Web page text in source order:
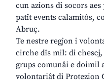
cun azions di socors
patît events calamitôs,
Abruç.
Te nestre regjon i
cirche dîs mil: di
grups comunâi e doimil
volontariât di Protezion